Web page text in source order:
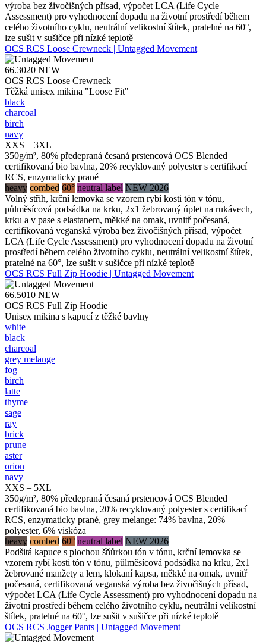
výroba bez živočišných přísad, výpočet LCA (Life Cycle
Assessment) pro vyhodnocení dopadu na životní prostředí během
celého životního cyklu, neutrální velikostní štítek, pratelné na 60°,
lze sušit v sušičce při nízké teplotě
OCS RCS Loose Crewneck | Untagged Movement
66.3020 NEW
OCS RCS Loose Crewneck
Těžká unisex mikina "Loose Fit"
black
charcoal
birch
navy
XXS – 3XL
350g/m², 80% předepraná česaná prstencová OCS Blended
certifikovaná bio bavlna, 20% recyklovaný polyester s certifikací
RCS, enzymaticky prané
heavy combed 60° neutral label NEW 2026
Volný střih, krční lemovka se vzorem rybí kosti tón v tónu,
půlměsícová podsádka na krku, 2x1 žebrovaný úplet na rukávech,
krku a v pase s elastanem, měkké na omak, uvnitř počesaná,
certifikovaná veganská výroba bez živočišných přísad, výpočet
LCA (Life Cycle Assessment) pro vyhodnocení dopadu na životní
prostředí během celého životního cyklu, neutrální velikostní štítek,
pratelné na 60°, lze sušit v sušičce při nízké teplotě
OCS RCS Full Zip Hoodie | Untagged Movement
66.5010 NEW
OCS RCS Full Zip Hoodie
Unisex mikina s kapucí z těžké bavlny
white
black
charcoal
grey melange
fog
birch
latte
thyme
sage
ray
brick
prune
aster
orion
navy
XXS – 5XL
350g/m², 80% předepraná česaná prstencová OCS Blended
certifikovaná bio bavlna, 20% recyklovaný polyester s certifikací
RCS, enzymaticky prané, grey melange: 74% bavlna, 20%
polyester, 6% viskóza
heavy combed 60° neutral label NEW 2026
Podšitá kapuce s plochou šňůrkou tón v tónu, krční lemovka se
vzorem rybí kosti tón v tónu, půlměsícová podsádka na krku, 2x1
žebrované manžety a lem, klokaní kapsa, měkké na omak, uvnitř
počesaná, certifikovaná veganská výroba bez živočišných přísad,
výpočet LCA (Life Cycle Assessment) pro vyhodnocení dopadu na
životní prostředí během celého životního cyklu, neutrální velikostní
štítek, pratelné na 60°, lze sušit v sušičce při nízké teplotě
OCS RCS Jogger Pants | Untagged Movement